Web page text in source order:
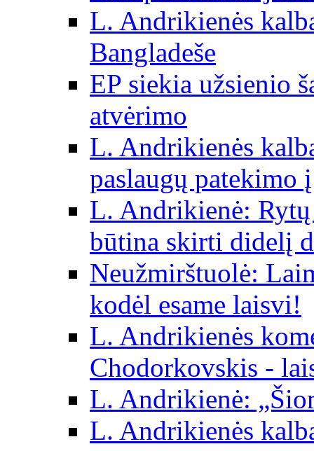
L. Andrikienės
Bangladeše
EP siekia užsienio
atvėrimo
L. Andrikienės
paslaugų
L. Andrikienė:
būtina skirti didelį
Neužmirštuolė:
kodėl esame laisvi!
L. Andrikienės
Chodorkovskis -
L. Andrikienė:
L. Andrikienės